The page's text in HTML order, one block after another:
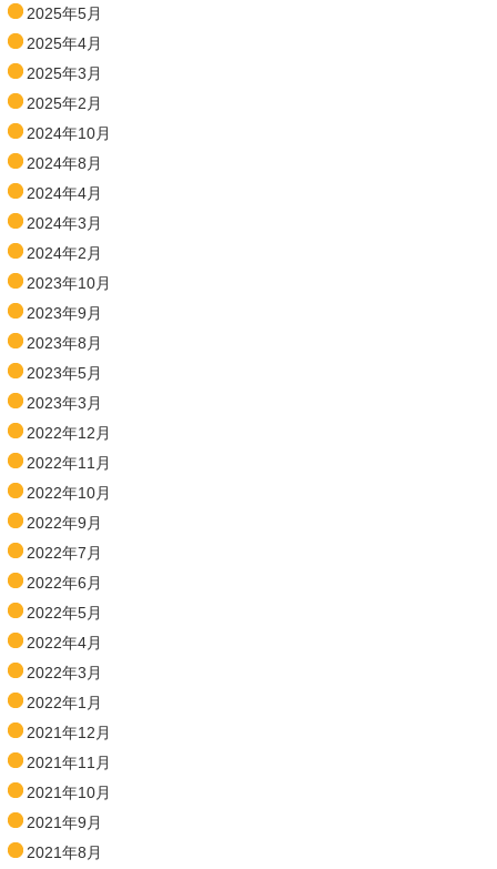
2025年5月
2025年4月
2025年3月
2025年2月
2024年10月
2024年8月
2024年4月
2024年3月
2024年2月
2023年10月
2023年9月
2023年8月
2023年5月
2023年3月
2022年12月
2022年11月
2022年10月
2022年9月
2022年7月
2022年6月
2022年5月
2022年4月
2022年3月
2022年1月
2021年12月
2021年11月
2021年10月
2021年9月
2021年8月